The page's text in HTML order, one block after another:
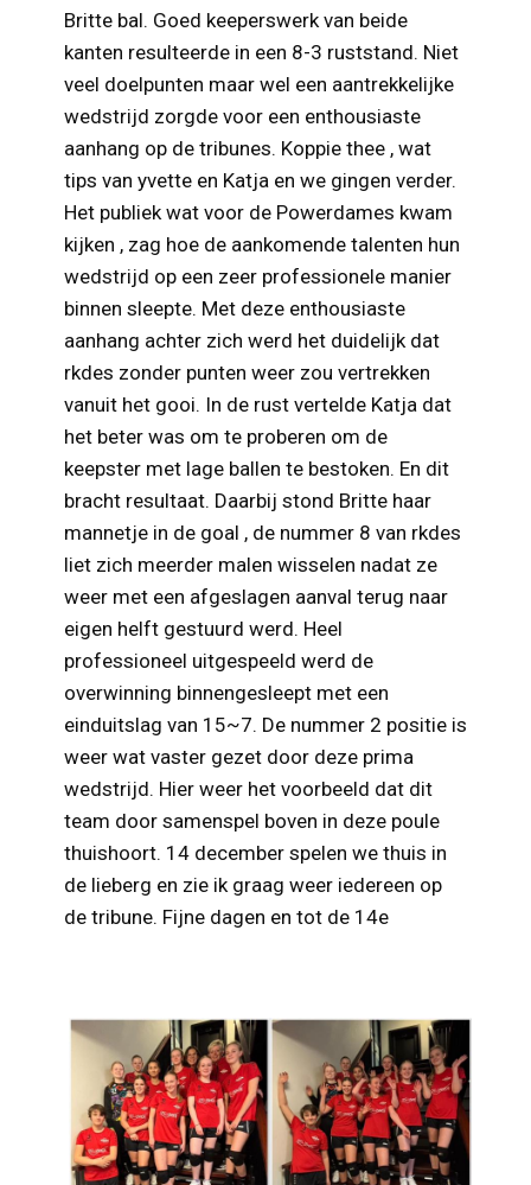
Britte bal. Goed keeperswerk van beide
kanten resulteerde in een 8-3 ruststand. Niet
veel doelpunten maar wel een aantrekkelijke
wedstrijd zorgde voor een enthousiaste
aanhang op de tribunes. Koppie thee , wat
tips van yvette en Katja en we gingen verder.
Het publiek wat voor de Powerdames kwam
kijken , zag hoe de aankomende talenten hun
wedstrijd op een zeer professionele manier
binnen sleepte. Met deze enthousiaste
aanhang achter zich werd het duidelijk dat
rkdes zonder punten weer zou vertrekken
vanuit het gooi. In de rust vertelde Katja dat
het beter was om te proberen om de
keepster met lage ballen te bestoken. En dit
bracht resultaat. Daarbij stond Britte haar
mannetje in de goal , de nummer 8 van rkdes
liet zich meerder malen wisselen nadat ze
weer met een afgeslagen aanval terug naar
eigen helft gestuurd werd. Heel
professioneel uitgespeeld werd de
overwinning binnengesleept met een
einduitslag van 15~7. De nummer 2 positie is
weer wat vaster gezet door deze prima
wedstrijd. Hier weer het voorbeeld dat dit
team door samenspel boven in deze poule
thuishoort. 14 december spelen we thuis in
de lieberg en zie ik graag weer iedereen op
de tribune. Fijne dagen en tot de 14e